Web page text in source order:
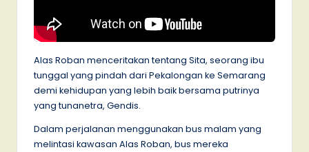
Alas Roban menceritakan tentang Sita, seorang ibu
tunggal yang pindah dari Pekalongan ke Semarang
demi kehidupan yang lebih baik bersama putrinya
yang tunanetra, Gendis.
Dalam perjalanan menggunakan bus malam yang
melintasi kawasan Alas Roban, bus mereka